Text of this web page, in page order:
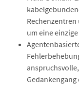
um eine
Gedankengang